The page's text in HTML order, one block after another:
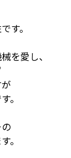
す。
を愛し、
。
。